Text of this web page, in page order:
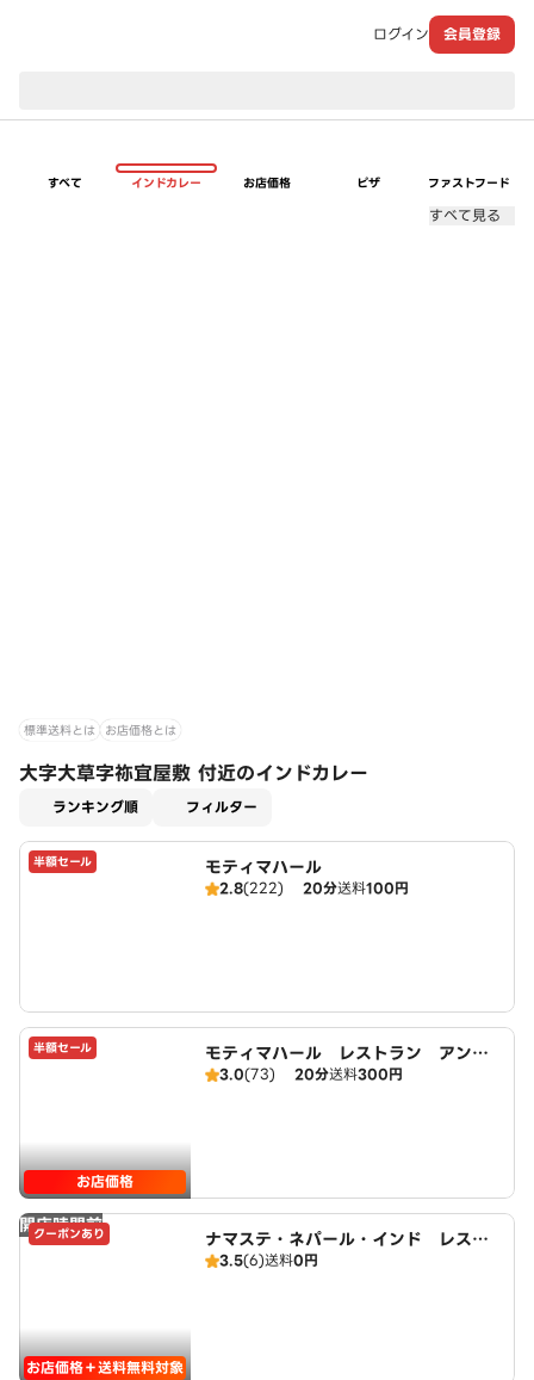
ログイン 会員登録
すべて インドカレー お店価格 ピザ ファストフード
すべて見る
標準送料とは お店価格とは
大字大草字祢宜屋敷 付近のインドカレー
ランキング順 フィルター
半額セール モティマハール
2.8(222) 20分送料100円
半額セール
お店価格
モティマハール レストラン アンド
バー
3.0(73) 20分送料300円
開店時間前
クーポンあり
お店価格＋送料無料対象
ナマステ・ネパール・インド レスト
ラン
3.5(6)送料0円